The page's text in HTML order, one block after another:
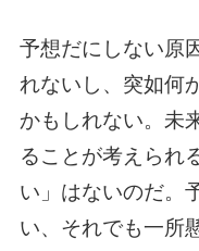
予想だにしない原
れないし、突如何
かもしれない。未
ることが考えられ
い」はないのだ。
い、それでも一所